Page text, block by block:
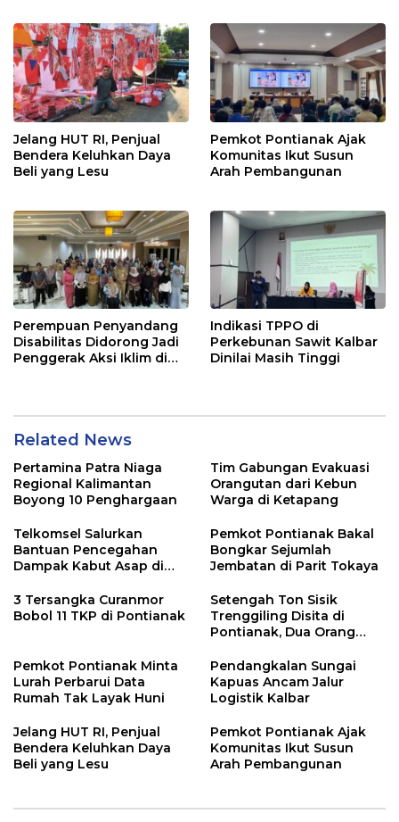
Jelang HUT RI, Penjual
Bendera Keluhkan Daya
Beli yang Lesu
Pemkot Pontianak Ajak
Komunitas Ikut Susun
Arah Pembangunan
Perempuan Penyandang
Disabilitas Didorong Jadi
Penggerak Aksi Iklim di
Indikasi TPPO di
Perkebunan Sawit Kalbar
Dinilai Masih Tinggi
Related News
Pertamina Patra Niaga
Regional Kalimantan
Boyong 10 Penghargaan
Tim Gabungan Evakuasi
Orangutan dari Kebun
Warga di Ketapang
Telkomsel Salurkan
Bantuan Pencegahan
Dampak Kabut Asap di
Pemkot Pontianak Bakal
Bongkar Sejumlah
Jembatan di Parit Tokaya
3 Tersangka Curanmor
Bobol 11 TKP di Pontianak
Setengah Ton Sisik
Trenggiling Disita di
Pontianak, Dua Orang
Pemkot Pontianak Minta
Lurah Perbarui Data
Rumah Tak Layak Huni
Pendangkalan Sungai
Kapuas Ancam Jalur
Logistik Kalbar
Jelang HUT RI, Penjual
Bendera Keluhkan Daya
Beli yang Lesu
Pemkot Pontianak Ajak
Komunitas Ikut Susun
Arah Pembangunan